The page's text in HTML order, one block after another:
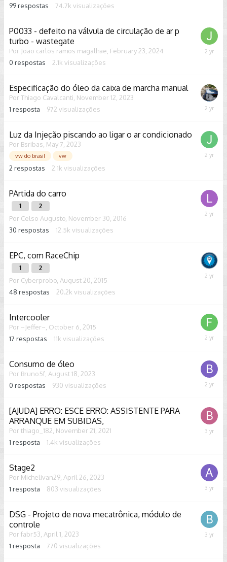
99respostas 74.7k visualizações
P0033 - defeito na válvula de circulação de ar p
turbo - wastegate
Por Joao carlos ramos magalhae February 23, 2024
0 respostas 2.1k visualizações
February
Especificação do óleo da caixa de marcha manual
Por Thiago Cavalcanti November 12, 2023
1 resposta 972 visualizações
Luz da Injeção piscando ao ligar o ar condicionado
Por Bsribas May 7, 2023
vw do brasil vw
2 respostas 2.1k visualizações
PArtida do carro
1 2
Por Celso Augusto November 30, 2016
30 respostas 12.5k visualizações
EPC, com RaceChip
1 2
Por Cyberprobo August 20, 2015
48 respostas 20.2k visualizações
October
Intercooler
Por ~Jeffer~ October 6, 2015
17 respostas 11k visualizações
August
Consumo de óleo
Por Bruno5f August 18, 2023
0 respostas 930 visualizações
August
[AJUDA] ERRO: ESCE ERRO: ASSISTENTE PARA
ARRANQUE EM SUBIDAS,
Por thiago_182 November 21, 2021
1 resposta 1.4k visualizações
July
Stage2
Por Michelivan29 April 26, 2023
1 resposta 803 visualizações
April
DSG - Projeto de nova mecatrônica, módulo de
controle
Por fabr53 April 1, 2023
1 resposta 770 visualizações
April